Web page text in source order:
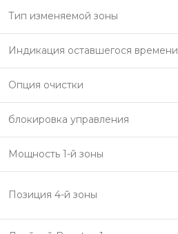
Тип изменяемой зоны
Индикация оставшегося времени
Опция очистки
блокировка управления
Мощность 1-й зоны
Позиция 4-й зоны